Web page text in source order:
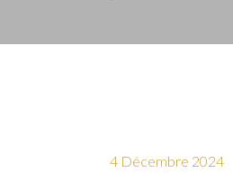
4 Décembre 2024